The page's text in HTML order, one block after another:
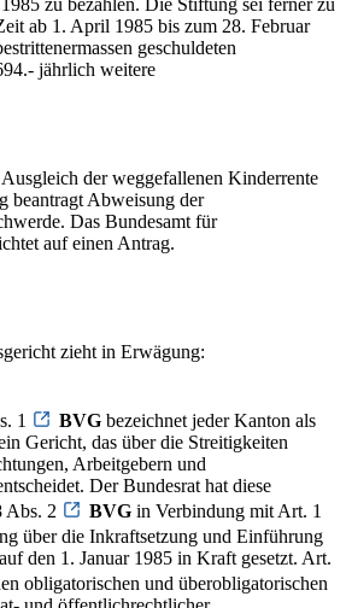
ab 1. April 1985 bis zum 28. Februar
geschuldeten
jährlich weitere
der weggefallenen Kinderrente
beantragt Abweisung der
Das Bundesamt für
auf einen Antrag.
zieht in Erwägung:
1 BVG bezeichnet jeder Kanton als
Gericht, das über die Streitigkeiten
Arbeitgebern und
Der Bundesrat hat diese
Abs. 2
BVG in Verbindung mit Art. 1
über die Inkraftsetzung und Einführung
den 1. Januar 1985 in Kraft gesetzt. Art.
obligatorischen und überobligatorischen